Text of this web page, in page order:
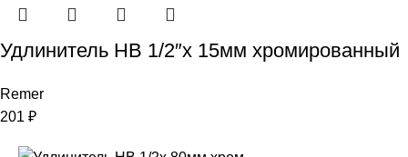
Удлинитель НВ 1/2″x 15мм хромированный
Remer
201 ₽